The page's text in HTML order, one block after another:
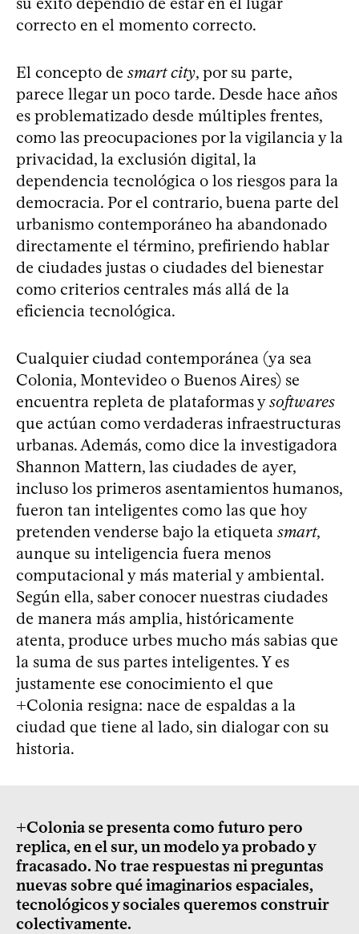
correcto en el momento correcto.
El concepto de smart city, por su parte,
parece llegar un poco tarde. Desde hace años
es problematizado desde múltiples frentes,
como las preocupaciones por la vigilancia y la
privacidad, la exclusión digital, la
dependencia tecnológica o los riesgos para la
democracia. Por el contrario, buena parte del
urbanismo contemporáneo ha abandonado
directamente el término, prefiriendo hablar
de ciudades justas o ciudades del bienestar
como criterios centrales más allá de la
eficiencia tecnológica.
Cualquier ciudad contemporánea (ya sea
Colonia, Montevideo o Buenos Aires) se
encuentra repleta de plataformas ysoftwares
que actúan como verdaderas infraestructuras
urbanas. Además, como dice la investigadora
Shannon Mattern, las ciudades de ayer,
incluso los primeros asentamientos humanos,
fueron tan inteligentes como las que hoy
pretenden venderse bajo la etiqueta smart,
aunque su inteligencia fuera menos
computacional y más material y ambiental.
Según ella, saber conocer nuestras ciudades
de manera más amplia, históricamente
atenta, produce urbes mucho más sabias que
la suma de sus partes inteligentes. Y es
justamente ese conocimiento el que
+Colonia resigna: nace de espaldas a la
ciudad que tiene al lado, sin dialogar con su
historia.
+Colonia se presenta como futuro pero
replica, en el sur, un modelo ya probado y
fracasado. No trae respuestas ni preguntas
nuevas sobre qué imaginarios espaciales,
tecnológicos y sociales queremos construir
colectivamente.